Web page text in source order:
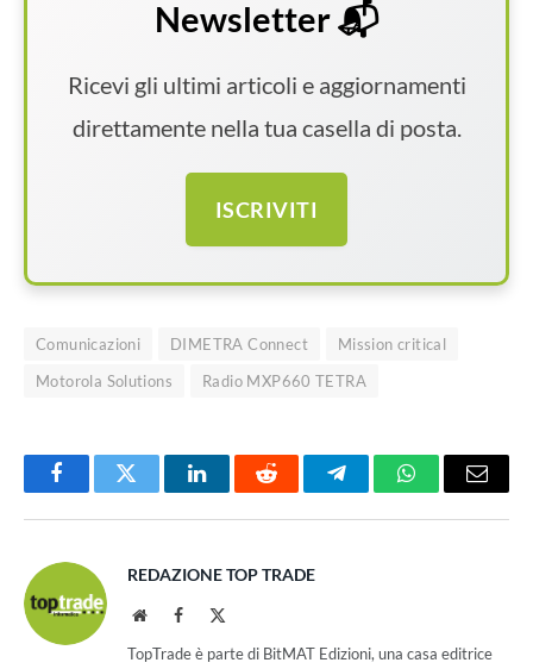
Newsletter 📬
Ricevi gli ultimi articoli e aggiornamenti
direttamente nella tua casella di posta.
ISCRIVITI
Comunicazioni DIMETRA Connect
Mission critical
Motorola Solutions
Radio MXP660 TETRA
FacebookTwitter LinkedInReddit TelegramWhatsAppEmail
REDAZIONE TOP TRADE
WebsiteFacebook
TopTrade è parte di BitMAT Edizioni, una casa editrice